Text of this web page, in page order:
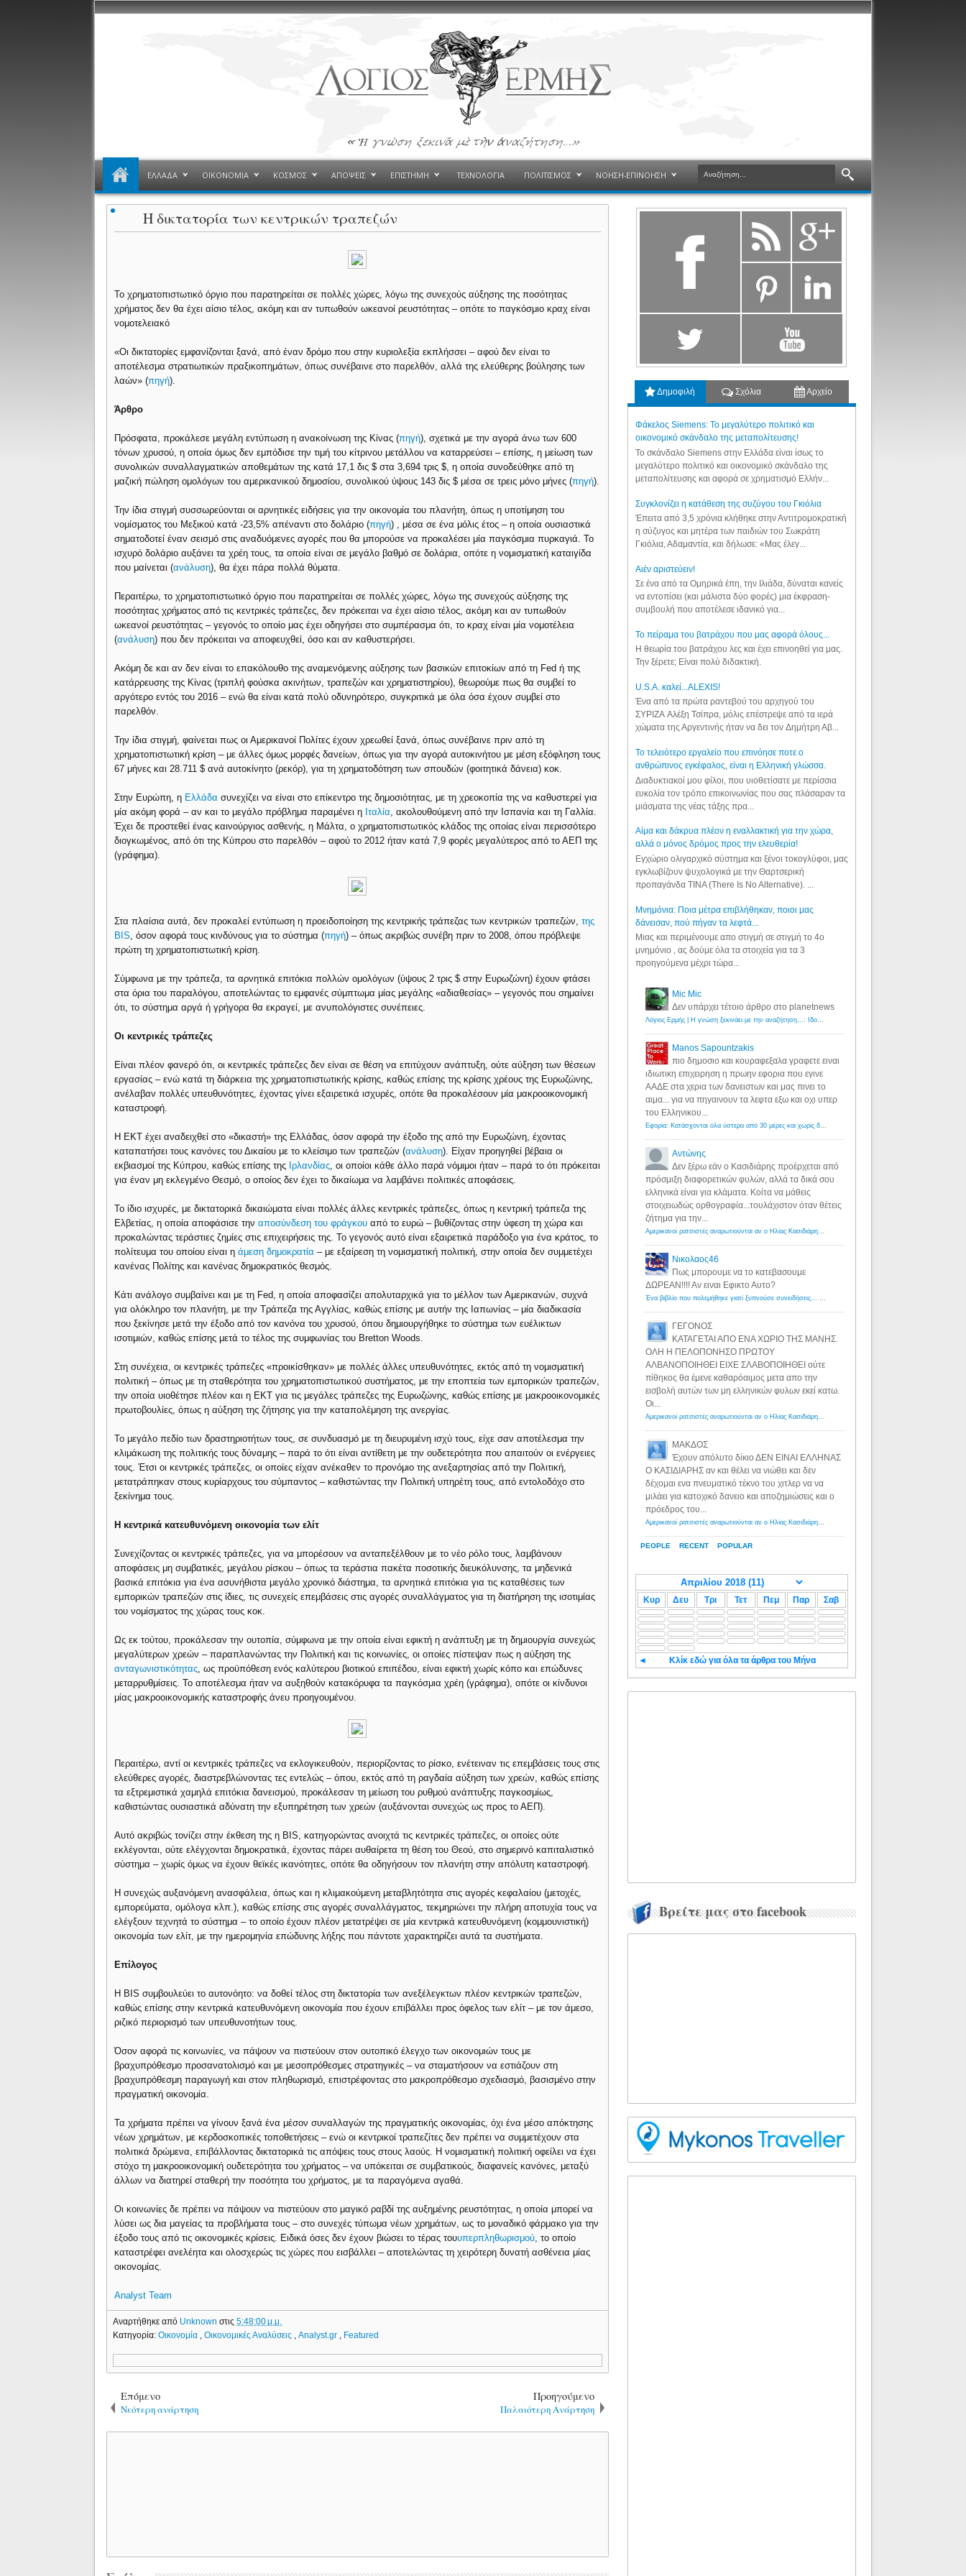
ΕΛΛΑΔΑ ΟΙΚΟΝΟΜΙΑ ΚΟΣΜΟΣ ΑΠΟΨΕΙΣ ΕΠΙΣΤΗΜΗ ΤΕΧΝΟΛΟΓΙΑ ΠΟΛΙΤΙΣΜΟΣ ΝΟΗΣΗ-ΕΠΙΝΟΗΣΗ
Η δικτατορία των κεντρικών τραπεζών
Το χρηματοπιστωτικό όργιο που παρατηρείται σε πολλές χώρες, λόγω της συνεχούς αύξησης της ποσότητας
χρήματος δεν θα έχει αίσιο τέλος, ακόμη και αν τυπωθούν ωκεανοί ρευστότητας – οπότε το παγκόσμιο κραχ είναι
νομοτελειακό
«Οι δικτατορίες εμφανίζονται ξανά, από έναν δρόμο που στην κυριολεξία εκπλήσσει – αφού δεν είναι το
αποτέλεσμα στρατιωτικών πραξικοπημάτων, όπως συνέβαινε στο παρελθόν, αλλά της ελεύθερης βούλησης των
λαών» (πηγή).
Άρθρο
Πρόσφατα, προκάλεσε μεγάλη εντύπωση η ανακοίνωση της Κίνας (πηγή), σχετικά με την αγορά άνω των 600
τόνων χρυσού, η οποία όμως δεν εμπόδισε την τιμή του κίτρινου μετάλλου να καταρρεύσει – επίσης, η μείωση των
συνολικών συναλλαγματικών αποθεμάτων της κατά 17,1 δις $ στα 3,694 τρις $, η οποία συνοδεύθηκε από τη
μαζική πώληση ομολόγων του αμερικανικού δημοσίου, συνολικού ύψους 143 δις $ μέσα σε τρεις μόνο μήνες (πηγή).
Την ίδια στιγμή συσσωρεύονται οι αρνητικές ειδήσεις για την οικονομία του πλανήτη, όπως η υποτίμηση του
νομίσματος του Μεξικού κατά -23,5% απέναντι στο δολάριο (πηγή) , μέσα σε ένα μόλις έτος – η οποία ουσιαστικά
σηματοδοτεί έναν σεισμό στις αναδυόμενες αγορές που θα μπορούσε να προκαλέσει μία παγκόσμια πυρκαγιά. Το
ισχυρό δολάριο αυξάνει τα χρέη τους, τα οποία είναι σε μεγάλο βαθμό σε δολάρια, οπότε η νομισματική καταιγίδα
που μαίνεται (ανάλυση), θα έχει πάρα πολλά θύματα.
Περαιτέρω, το χρηματοπιστωτικό όργιο που παρατηρείται σε πολλές χώρες, λόγω της συνεχούς αύξησης της
ποσότητας χρήματος από τις κεντρικές τράπεζες, δεν πρόκειται να έχει αίσιο τέλος, ακόμη και αν τυπωθούν
ωκεανοί ρευστότητας – γεγονός το οποίο μας έχει οδηγήσει στο συμπέρασμα ότι, το κραχ είναι μία νομοτέλεια
(ανάλυση) που δεν πρόκειται να αποφευχθεί, όσο και αν καθυστερήσει.
Ακόμη δε και αν δεν είναι το επακόλουθο της αναμενόμενης αύξησης των βασικών επιτοκίων από τη Fed ή της
κατάρρευσης της Κίνας (τριπλή φούσκα ακινήτων, τραπεζών και χρηματιστηρίου), θεωρούμε πως θα συμβεί το
αργότερο εντός του 2016 – ενώ θα είναι κατά πολύ οδυνηρότερο, συγκριτικά με όλα όσα έχουν συμβεί στο
παρελθόν.
Την ίδια στιγμή, φαίνεται πως οι Αμερικανοί Πολίτες έχουν χρεωθεί ξανά, όπως συνέβαινε πριν από τη
χρηματοπιστωτική κρίση – με άλλες όμως μορφές δανείων, όπως για την αγορά αυτοκινήτου με μέση εξόφληση τους
67 μήνες και 28.711 $ ανά αυτοκίνητο (ρεκόρ), για τη χρηματοδότηση των σπουδών (φοιτητικά δάνεια) κοκ.
Στην Ευρώπη, η Ελλάδα συνεχίζει να είναι στο επίκεντρο της δημοσιότητας, με τη χρεοκοπία της να καθυστερεί για
μία ακόμη φορά – αν και το μεγάλο πρόβλημα παραμένει η Ιταλία, ακολουθούμενη από την Ισπανία και τη Γαλλία.
Έχει δε προστεθεί ένας καινούργιος ασθενής, η Μάλτα, ο χρηματοπιστωτικός κλάδος της οποίας είναι περισσότερο
διογκωμένος, από ότι της Κύπρου στο παρελθόν – αφού το 2012 ήταν κατά 7,9 φορές μεγαλύτερος από το ΑΕΠ της
(γράφημα).
Στα πλαίσια αυτά, δεν προκαλεί εντύπωση η προειδοποίηση της κεντρικής τράπεζας των κεντρικών τραπεζών,της
BIS, όσον αφορά τους κινδύνους για το σύστημα (πηγή) – όπως ακριβώς συνέβη πριν το 2008, όπου πρόβλεψε
πρώτη τη χρηματοπιστωτική κρίση.
Σύμφωνα με την τράπεζα, τα αρνητικά επιτόκια πολλών ομολόγων (ύψους 2 τρις $ στην Ευρωζώνη) έχουν φτάσει
στα όρια του παραλόγου, αποτελώντας το εμφανές σύμπτωμα μίας μεγάλης «αδιαθεσίας» – γεγονός που σημαίνει
ότι, το σύστημα αργά ή γρήγορα θα εκραγεί, με ανυπολόγιστες συνέπειες.
Οι κεντρικές τράπεζες
Είναι πλέον φανερό ότι, οι κεντρικές τράπεζες δεν είναι σε θέση να επιτύχουν ανάπτυξη, ούτε αύξηση των θέσεων
εργασίας – ενώ κατά τη διάρκεια της χρηματοπιστωτικής κρίσης, καθώς επίσης της κρίσης χρέους της Ευρωζώνης,
ανέλαβαν πολλές υπευθυνότητες, έχοντας γίνει εξαιρετικά ισχυρές, οπότε θα προκαλέσουν μία μακροοικονομική
καταστροφή.
Η ΕΚΤ έχει αναδειχθεί στο «δικαστή» της Ελλάδας, όσον αφορά την έξοδο της από την Ευρωζώνη, έχοντας
καταπατήσει τους κανόνες του Δικαίου με το κλείσιμο των τραπεζών (ανάλυση). Είχαν προηγηθεί βέβαια οι
εκβιασμοί της Κύπρου, καθώς επίσης της Ιρλανδίας, οι οποίοι κάθε άλλο παρά νόμιμοι ήταν – παρά το ότι πρόκειται
για έναν μη εκλεγμένο Θεσμό, ο οποίος δεν έχει το δικαίωμα να λαμβάνει πολιτικές αποφάσεις.
Το ίδιο ισχυρές, με δικτατορικά δικαιώματα είναι πολλές άλλες κεντρικές τράπεζες, όπως η κεντρική τράπεζα της
Ελβετίας, η οποία αποφάσισε τηναποσύνδεση του φράγκου από το ευρώ – βυθίζοντας στην ύφεση τη χώρα και
προκαλώντας τεράστιες ζημίες στις επιχειρήσεις της. Το γεγονός αυτό είναι εξαιρετικά παράδοξο για ένα κράτος, το
πολίτευμα του οποίου είναι ηάμεση δημοκρατία – με εξαίρεση τη νομισματική πολιτική, στην οποία δεν συμμετέχει
κανένας Πολίτης και κανένας δημοκρατικός θεσμός.
Κάτι ανάλογο συμβαίνει και με τη Fed, η οποία αποφασίζει απολυταρχικά για το μέλλον των Αμερικανών, συχνά
για ολόκληρο τον πλανήτη, με την Τράπεζα της Αγγλίας, καθώς επίσης με αυτήν της Ιαπωνίας – μία διαδικασία
που ξεκίνησε μετά την έξοδο από τον κανόνα του χρυσού, όπου δημιουργήθηκε το σύστημα των ευέλικτων
ισοτιμιών, καθώς επίσης μετά το τέλος της συμφωνίας του Bretton Woods.
Στη συνέχεια, οι κεντρικές τράπεζες «προικίσθηκαν» με πολλές άλλες υπευθυνότητες, εκτός από τη νομισματική
πολιτική – όπως με τη σταθερότητα του χρηματοπιστωτικού συστήματος, με την εποπτεία των εμπορικών τραπεζών,
την οποία υιοθέτησε πλέον και η ΕΚΤ για τις μεγάλες τράπεζες της Ευρωζώνης, καθώς επίσης με μακροοικονομικές
πρωτοβουλίες, όπως η αύξηση της ζήτησης για την καταπολέμηση της ανεργίας.
Το μεγάλο πεδίο των δραστηριοτήτων τους, σε συνδυασμό με τη διευρυμένη ισχύ τους, είχε σαν αποτέλεσμα την
κλιμάκωση της πολιτικής τους δύναμης – παρά το ότι είναι αντίθετη με την ουδετερότητα που απαιτούν οι ενέργειες
τους. Έτσι οι κεντρικές τράπεζες, οι οποίες είχαν ανέκαθεν το προνόμιο της ανεξαρτησίας από την Πολιτική,
μετατράπηκαν στους κυρίαρχους του σύμπαντος – καθιστώντας την Πολιτική υπηρέτη τους, από εντολοδόχο στο
ξεκίνημα τους.
Η κεντρικά κατευθυνόμενη οικονομία των ελίτ
Συνεχίζοντας οι κεντρικές τράπεζες, για να μπορέσουν να ανταπεξέλθουν με το νέο ρόλο τους, λαμβάνουν
αποφάσεις μη συμβατικές, μεγάλου ρίσκου – όπως τα τεράστια πακέτα ποσοτικής διευκόλυνσης, τα μηδενικά
βασικά επιτόκια για ένα ασυνήθιστα μεγάλο χρονικό διάστημα, τα αρνητικά επιτόκια για τις καταθέσεις των
εμπορικών τραπεζών στις ίδιες, τις συνεχείς επεμβάσεις στις αγορές συναλλάγματος για τη διατήρηση της ισοτιμίας
του νομίσματος της χώρας τους κοκ.
Ως εκ τούτου, προκάλεσαν την ουτοπία, σύμφωνα με την οποία είναι εφικτή η ανάπτυξη με τη δημιουργία συνεχώς
μεγαλύτερων χρεών – παραπλανώντας την Πολιτική και τις κοινωνίες, οι οποίες πίστεψαν πως η αύξηση της
ανταγωνιστικότητας, ως προϋπόθεση ενός καλύτερου βιοτικού επιπέδου, είναι εφικτή χωρίς κόπο και επώδυνες
μεταρρυθμίσεις. Το αποτέλεσμα ήταν να αυξηθούν κατακόρυφα τα παγκόσμια χρέη (γράφημα), οπότε οι κίνδυνοι
μίας μακροοικονομικής καταστροφής άνευ προηγουμένου.
Περαιτέρω, αντί οι κεντρικές τράπεζες να εκλογικευθούν, περιορίζοντας το ρίσκο, ενέτειναν τις επεμβάσεις τους στις
ελεύθερες αγορές, διαστρεβλώνοντας τες εντελώς – όπου, εκτός από τη ραγδαία αύξηση των χρεών, καθώς επίσης
τα εξτρεμιστικά χαμηλά επιτόκια δανεισμού, προκάλεσαν τη μείωση του ρυθμού ανάπτυξης παγκοσμίως,
καθιστώντας ουσιαστικά αδύνατη την εξυπηρέτηση των χρεών (αυξάνονται συνεχώς ως προς το ΑΕΠ).
Αυτό ακριβώς τονίζει στην έκθεση της η BIS, κατηγορώντας ανοιχτά τις κεντρικές τράπεζες, οι οποίες ούτε
εκλέγονται, ούτε ελέγχονται δημοκρατικά, έχοντας πάρει αυθαίρετα τη θέση του Θεού, στο σημερινό καπιταλιστικό
σύστημα – χωρίς όμως να έχουν θεϊκές ικανότητες, οπότε θα οδηγήσουν τον πλανήτη στην απόλυτη καταστροφή.
Η συνεχώς αυξανόμενη ανασφάλεια, όπως και η κλιμακούμενη μεταβλητότητα στις αγορές κεφαλαίου (μετοχές,
εμπορεύματα, ομόλογα κλπ.), καθώς επίσης στις αγορές συναλλάγματος, τεκμηριώνει την πλήρη αποτυχία τους να
ελέγξουν τεχνητά το σύστημα – το οποίο έχουν πλέον μετατρέψει σε μία κεντρικά κατευθυνόμενη (κομμουνιστική)
οικονομία των ελίτ, με την ημερομηνία επώδυνης λήξης που πάντοτε χαρακτηρίζει αυτά τα συστήματα.
Επίλογος
Η BIS συμβουλεύει το αυτονόητο: να δοθεί τέλος στη δικτατορία των ανεξέλεγκτων πλέον κεντρικών τραπεζών,
καθώς επίσης στην κεντρικά κατευθυνόμενη οικονομία που έχουν επιβάλλει προς όφελος των ελίτ – με τον άμεσο,
ριζικό περιορισμό των υπευθυνοτήτων τους.
Όσον αφορά τις κοινωνίες, να πάψουν να πιστεύουν στον ουτοπικό έλεγχο των οικονομιών τους με
βραχυπρόθεσμο προσανατολισμό και με μεσοπρόθεσμες στρατηγικές – να σταματήσουν να εστιάζουν στη
βραχυπρόθεσμη παραγωγή και στον πληθωρισμό, επιστρέφοντας στο μακροπρόθεσμο σχεδιασμό, βασισμένο στην
πραγματική οικονομία.
Τα χρήματα πρέπει να γίνουν ξανά ένα μέσον συναλλαγών της πραγματικής οικονομίας, όχι ένα μέσο απόκτησης
νέων χρημάτων, με κερδοσκοπικές τοποθετήσεις – ενώ οι κεντρικοί τραπεζίτες δεν πρέπει να συμμετέχουν στα
πολιτικά δρώμενα, επιβάλλοντας δικτατορικά τις απόψεις τους στους λαούς. Η νομισματική πολιτική οφείλει να έχει
στόχο τη μακροοικονομική ουδετερότητα του χρήματος – να υπόκειται σε συμβατικούς, διαφανείς κανόνες, μεταξύ
άλλων να διατηρεί σταθερή την ποσότητα του χρήματος, με τα παραγόμενα αγαθά.
Οι κοινωνίες δε πρέπει να πάψουν να πιστεύουν στο μαγικό ραβδί της αυξημένης ρευστότητας, η οποία μπορεί να
λύσει ως δια μαγείας τα προβλήματα τους – στο συνεχές τύπωμα νέων χρημάτων, ως το μοναδικό φάρμακο για την
έξοδο τους από τις οικονομικές κρίσεις. Ειδικά όσες δεν έχουν βιώσει το τέρας τουυπερπληθωρισμού, το οποίο
καταστρέφει ανελέητα και ολοσχερώς τις χώρες που εισβάλλει – αποτελώντας τη χειρότερη δυνατή ασθένεια μίας
οικονομίας.
Analyst Team
Αναρτήθηκε από Unknownστις5:48:00 μ.μ.
Κατηγορία:Οικονομία ,Οικονομικές Αναλύσεις ,Analyst.gr Featured
Επόμενο
Νεότερη ανάρτηση
Προηγούμενο
Παλαιότερη Ανάρτηση
Δημοφιλή Σχόλια Αρχείο
Φάκελος Siemens: Το μεγαλύτερο πολιτικό και
οικονομικό σκάνδαλο της μεταπολίτευσης!
Το σκάνδαλο Siemens στην Ελλάδα είναι ίσως το
μεγαλύτερο πολιτικό και οικονομικό σκάνδαλο της
μεταπολίτευσης και αφορά σε χρηματισμό Ελλήν...
Συγκλονίζει η κατάθεση της συζύγου του Γκιόλια
Έπειτα από 3,5 χρόνια κλήθηκε στην Αντιτρομοκρατική
η σύζυγος και μητέρα των παιδιών του Σωκράτη
Γκιόλια, Αδαμαντία, και δήλωσε: «Μας έλεγ...
Aιέν αριστεύειν!
Σε ένα από τα Ομηρικά έπη, την Ιλιάδα, δύναται κανείς
να εντοπίσει (και μάλιστα δύο φορές) μια έκφραση-
συμβουλή που αποτέλεσε ιδανικό για...
Το πείραμα του βατράχου που μας αφορά όλους...
Η θεωρία του βατράχου λες και έχει επινοηθεί για μας.
Την ξέρετε; Είναι πολύ διδακτική.
U.S.A. καλεί...ALEXIS!
Ένα από τα πρώτα ραντεβού του αρχηγού του
ΣΥΡΙΖΑ Αλέξη Τσίπρα, μόλις επέστρεψε από τα ιερά
χώματα της Αργεντινής ήταν να δει τον Δημήτρη Αβ...
Το τελειότερο εργαλείο που επινόησε ποτε ο
ανθρώπινος εγκέφαλος, είναι η Ελληνική γλώσσα.
Διαδυκτιακοί μου φίλοι, που υιοθετίσατε με περίσσια
ευκολία τον τρόπο επικοινωνίας που σας πλάσαραν τα
μιάσματα της νέας τάξης πρα...
Αίμα και δάκρυα πλέον η εναλλακτική για την χώρα,
αλλά ο μόνος δρόμος προς την ελευθερία!
Εγχώριο ολιγαρχικό σύστημα και ξένοι τοκογλύφοι, μας
εγκλωβίζουν ψυχολογικά με την Θαρτσερική
προπαγάνδα TINA (There Is No Alternative). ...
Μνημόνια: Ποια μέτρα επιβλήθηκαν, ποιοι μας
δάνεισαν, πού πήγαν τα λεφτά...
Μιας και περιμένουμε απο στιγμή σε στιγμή το 4ο
μνημόνιο , ας δούμε όλα τα στοιχεία για τα 3
προηγούμενα μέχρι τώρα...
PEOPLE RECENT POPULAR
Mic Mic
Δεν υπάρχει τέτοιο άρθρο στο planetnews
Λόγιος Ερμής | Η γνώση ξεκινάει με την αναζήτηση...: Ιδού οι 18 που χρωστούν 11 δις ευρώ!
Manos Sapountzakis
πιο δημοσιο και κουραφεξαλα γραφετε ειναι
ιδιωτικη επιχειρηση η πρωην εφορια που εγινε
ΑΑΔΕ στα χερια των δανειστων και μας πινει το
αιμα... για να πηγαινουν τα λεφτα εξω και οχι υπερ
του Ελληνικου...
Εφορία: Κατάσχονται όλα ύστερα από 30 μέρες και χωρίς δικαστικές αποφάσεις - Λόγιος Ερμής
Αντώνης
Δεν ξέρω εάν ο Κασιδιάρης προέρχεται από
πρόσμιξη διαφορετικών φυλών, αλλά τα δικά σου
ελληνικά είναι για κλάματα. Κοίτα να μάθεις
στοιχειωδώς ορθογραφία...τουλάχιστον όταν θέτεις
ζήτημα για την...
Αμερικανοί ρατσιστές αναρωτιούνται αν ο Ηλίας Κασιδιάρης ανήκει στη λευκή φυλή... - Λόγιος Ερμής
Νικολαος46
Πως μπορουμε να το κατεβασουμε
ΔΩΡΕΑΝ!!!! Αν ειναι Εφικτο Αυτο?
Ένα βιβλίο που πολεμήθηκε γιατί ξυπνούσε συνειδήσεις... - Λόγιος Ερμής | Η γνώση ξεκινάει με την αναζήτηση...
ΓΕΓΟΝΟΣ
ΚΑΤΑΓΕΤΑΙ ΑΠΟ ΕΝΑ ΧΩΡΙΟ ΤΗΣ ΜΑΝΗΣ.
ΟΛΗ Η ΠΕΛΟΠΟΝΗΣΟ ΠΡΩΤΟΥ
ΑΛΒΑΝΟΠΟΙΗΘΕΙ ΕΙΧΕ ΣΛΑΒΟΠΟΙΗΘΕΙ ούτε
πίθηκος θα έμενε καθαρόαιμος μετα απο την
εισβολή αυτών των μη ελληνικών φυλων εκεί κατω.
Οι...
Αμερικανοί ρατσιστές αναρωτιούνται αν ο Ηλίας Κασιδιάρης ανήκει στη λευκή φυλή... - Λόγιος Ερμής
ΜΑΚΔΟΣ
Έχουν απόλυτο δίκιο ΔΕΝ ΕΙΝΑΙ ΕΛΛΗΝΑΣ
Ο ΚΑΣΙΔΙΑΡΗΣ αν και θέλει να νιώθει και δεν
δέχομαι ενα πνευματικό τέκνο του χιτλερ να να
μιλάει για κατοχικό δανειο και αποζημιώσεις και ο
πρόεδρος του...
Αμερικανοί ρατσιστές αναρωτιούνται αν ο Ηλίας Κασιδιάρης ανήκει στη λευκή φυλή... - Λόγιος Ερμής
Κυρ Δευ Τρι Τετ Πεμ Παρ Σαβ
◄ Κλίκ εδώ για όλα τα άρθρα του Μήνα
Βρείτε μας στο facebook